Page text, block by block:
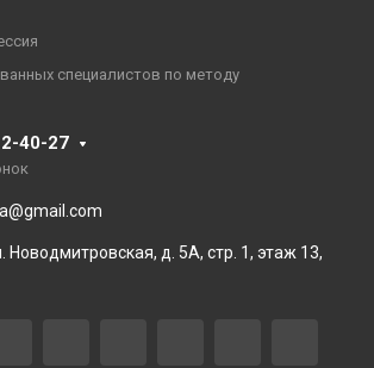
специалистов по методу
40-27
Новодмитровская, д. 5А, стр. 1, этаж 13,